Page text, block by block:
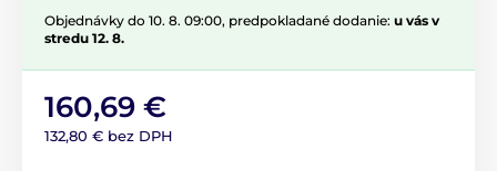
Objednávky do 10. 8. 09:00, predpokladané dodanie: u vás v
stredu 12. 8.
160,69 €
132,80 € bez DPH